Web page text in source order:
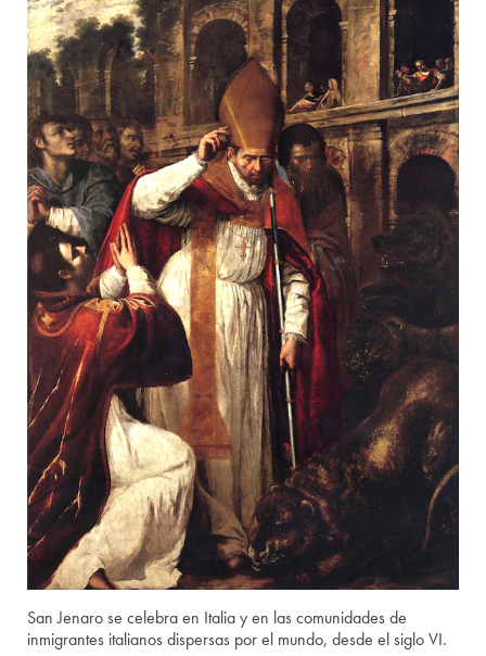
San Jenaro se celebra en Italia y en las comunidades de
inmigrantes italianos dispersas por el mundo, desde el siglo VI.